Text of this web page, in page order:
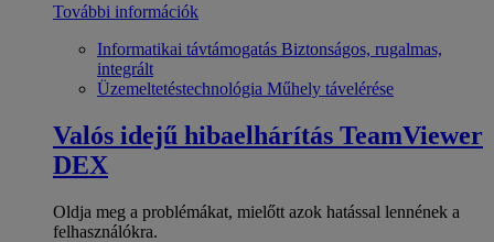
További információk
Informatikai távtámogatás Biztonságos, rugalmas,
integrált
Üzemeltetéstechnológia Műhely távelérése
Valós idejű hibaelhárítás TeamViewer
DEX
Oldja meg a problémákat, mielőtt azok hatással lennének a
felhasználókra.